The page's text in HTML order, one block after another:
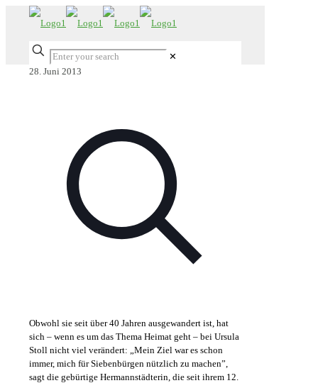
✕
28. Juni 2013
Obwohl sie seit über 40 Jahren ausgewandert ist, hat
sich – wenn es um das Thema Heimat geht – bei Ursula
Stoll nicht viel verändert: „Mein Ziel war es schon
immer, mich für Siebenbürgen nützlich zu machen”,
sagt die gebürtige Hermannstädterin, die seit ihrem 12.